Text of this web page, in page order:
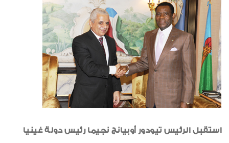
أنشطة اجتماعية وثقافية
شهادات جودة ISO
شكر وتقدير
لوحة الشرف
خواطر ايمانية
طبيب الاسرة
رياضة
استقبل الرئيس تيودور أوبيانج نجيما رئيس دولة غينيا